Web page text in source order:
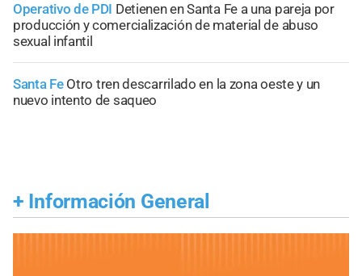
Operativo de PDI Detienen en Santa Fe a una pareja por
producción y comercialización de material de abuso
sexual infantil
Santa Fe Otro tren descarrilado en la zona oeste y un
nuevo intento de saqueo
+ Información General